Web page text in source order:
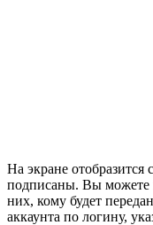
На экране
подписаны. Вы можете
них, кому будет
аккаунта по логину,